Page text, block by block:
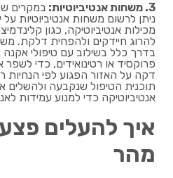
3. משחות אנטיביוטיות:
במקרים
ניתן לרשום משחות אנטיביוטיות
מכילות אנטיביוטיקה, כגון
להרוג חיידקים ולהפחית דלקת.
בדרך כלל בשילוב עם טיפולי אקנה
פרוקסיד או רטינואידים, כדי
דקה על האזור הפגוע לפי הנחיות
תוכנית הטיפול שנקבעה
אנטיביוטיקה כדי למנוע עמידות
איך להעלים
מהר